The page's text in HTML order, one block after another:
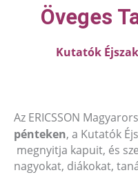
Öveges
Kutatók
Az ERICSSON
pénteken, a Kutatók
megnyitja kapuit, és
nagyokat, diákokat,